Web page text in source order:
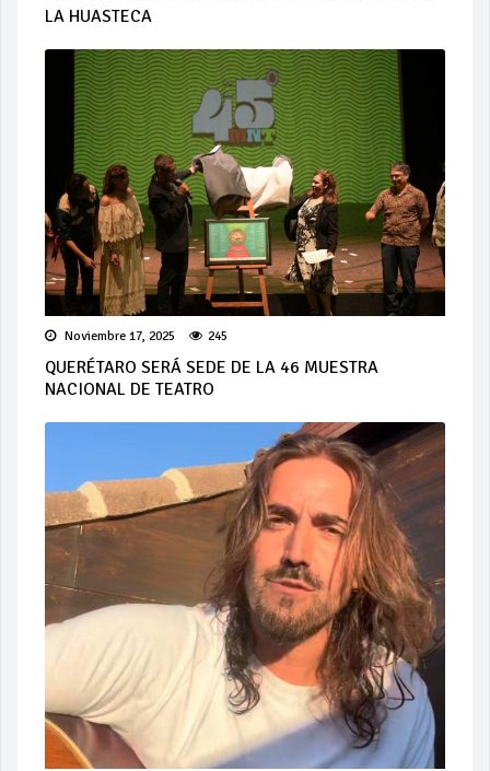
LA HUASTECA
Noviembre 17, 2025 245
QUERÉTARO SERÁ SEDE DE LA 46 MUESTRA
NACIONAL DE TEATRO